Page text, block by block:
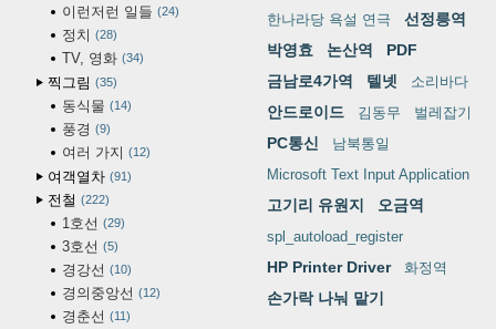
이런저런 일들 24
정치 28
TV, 영화 34
찍그림 35
동식물 14
풍경 9
여러 가지 12
여객열차 91
전철 222
1호선 29
3호선 5
경강선 10
경의중앙선 12
경춘선 11
한나라당 욕설 연극
선정릉역
박영효
논산역
PDF
금남로4가역
텔넷 소리바다
안드로이드 김동무 벌레잡기
PC통신
남북통일
Microsoft Text Input Application
고기리 유원지 오금역
spl_autoload_register
HP Printer Driver 화정역
손가락 나눠 맡기